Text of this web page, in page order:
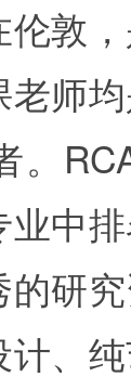
敦
师
。
中
研
、